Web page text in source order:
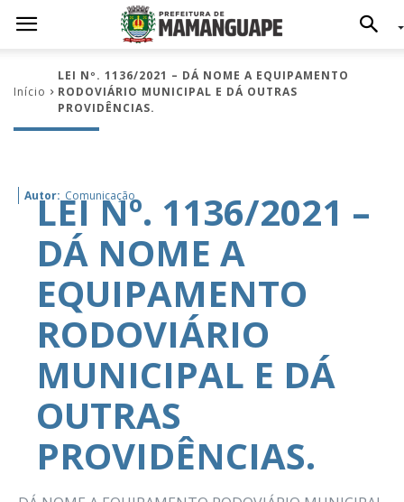
Início
LEI Nº. 1136/2021 – DÁ NOME A EQUIPAMENTO
RODOVIÁRIO MUNICIPAL E DÁ OUTRAS
PROVIDÊNCIAS.
Autor: Comunicação
LEI Nº. 1136/2021 –
DÁ NOME A
EQUIPAMENTO
RODOVIÁRIO
MUNICIPAL E DÁ
OUTRAS
PROVIDÊNCIAS.